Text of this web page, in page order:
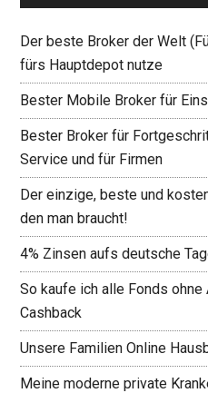
Der beste Broker der Welt
fürs Hauptdepot nutze
Bester Mobile Broker für
Bester Broker für
Service und für Firmen
Der einzige, beste und
den man braucht!
4% Zinsen aufs deutsche
So kaufe ich alle Fonds
Cashback
Unsere Familien Online
Meine moderne private